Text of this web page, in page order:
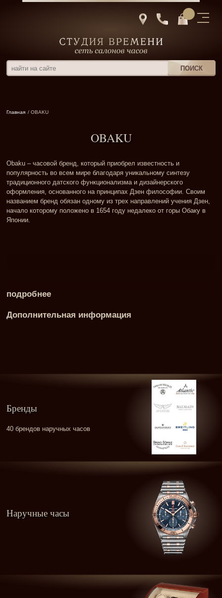
Главная / OBAKU
OBAKU
Obaku – часовой бренд, который приобрел известность и
популярность во всем мире благодаря уникальному синтезу
традиционного датского функционализма и дизайнерского
оформления, основанного на принципах Дзен философии. Своим
названием бренд обязан одному из трех направлений учения Дзен,
начало которому положено в 1654 году недалеко от горы Обаку в
Японии.
подробнее
Дополнительная информация
Бренды
40 брендов наручных часов
Наручные часы